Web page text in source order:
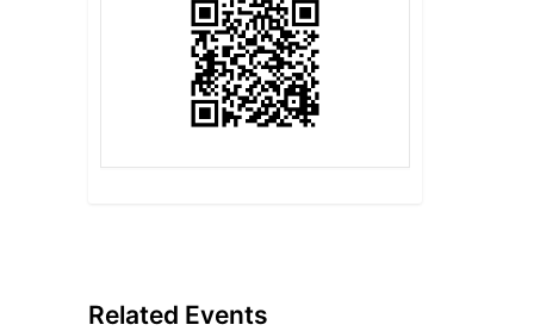
Related Events